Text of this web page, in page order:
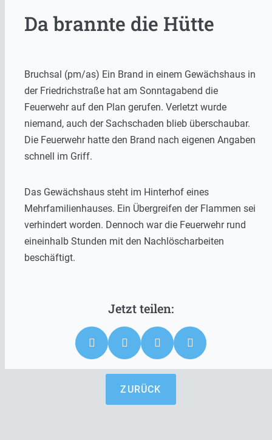
Da brannte die Hütte
Bruchsal (pm/as) Ein Brand in einem Gewächshaus in
der Friedrichstraße hat am Sonntagabend die
Feuerwehr auf den Plan gerufen. Verletzt wurde
niemand, auch der Sachschaden blieb überschaubar.
Die Feuerwehr hatte den Brand nach eigenen Angaben
schnell im Griff.
Das Gewächshaus steht im Hinterhof eines
Mehrfamilienhauses. Ein Übergreifen der Flammen sei
verhindert worden. Dennoch war die Feuerwehr rund
eineinhalb Stunden mit den Nachlöscharbeiten
beschäftigt.
ZURÜCK